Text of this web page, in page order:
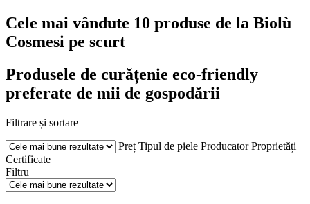
Cele mai vândute 10 produse de la Biolù
Cosmesi pe scurt
Produsele de curățenie eco-friendly
preferate de mii de gospodării
Filtrare și sortare
Preț Tipul de piele Producator Proprietăți
Certificate
Filtru